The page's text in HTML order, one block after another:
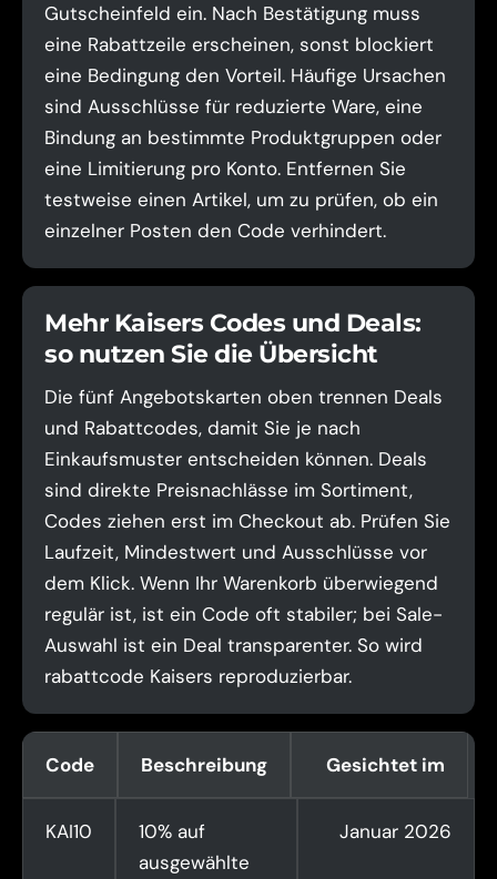
Gutscheinfeld ein. Nach Bestätigung muss
eine Rabattzeile erscheinen, sonst blockiert
eine Bedingung den Vorteil. Häufige Ursachen
sind Ausschlüsse für reduzierte Ware, eine
Bindung an bestimmte Produktgruppen oder
eine Limitierung pro Konto. Entfernen Sie
testweise einen Artikel, um zu prüfen, ob ein
einzelner Posten den Code verhindert.
Mehr Kaisers Codes und Deals:
so nutzen Sie die Übersicht
Die fünf Angebotskarten oben trennen Deals
und Rabattcodes, damit Sie je nach
Einkaufsmuster entscheiden können. Deals
sind direkte Preisnachlässe im Sortiment,
Codes ziehen erst im Checkout ab. Prüfen Sie
Laufzeit, Mindestwert und Ausschlüsse vor
dem Klick. Wenn Ihr Warenkorb überwiegend
regulär ist, ist ein Code oft stabiler; bei Sale-
Auswahl ist ein Deal transparenter. So wird
rabattcode Kaisers reproduzierbar.
Code Beschreibung Gesichtet im
KAI10
10% auf
ausgewählte
Januar 2026